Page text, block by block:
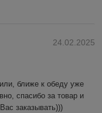
24.02.2025
ближе к обеду уже
спасибо за товар и
заказывать)))